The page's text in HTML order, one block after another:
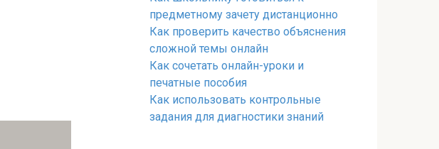
предметному зачету дистанционно
Как проверить качество объяснения
сложной темы онлайн
Как сочетать онлайн-уроки и
печатные пособия
Как использовать контрольные
задания для диагностики знаний